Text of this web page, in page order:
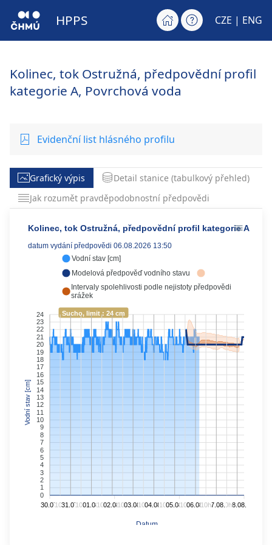
HPPS CZE | ENG
Kolinec, tok Ostružná, předpovědní profil
kategorie A, Povrchová voda
Evidenční list hlásného profilu
Grafický výpis
Detail stanice (tabulkový přehled)
Jak rozumět pravděpodobnostní předpovědi
Vodní stav [cm]
Modelová předpověď vodního stavu
Intervaly spolehlivosti podle nejistoty předpovědi
srážek
Kolinec, tok Ostružná, předpovědní profil kategorie A
datum vydání předpovědi 06.08.2026 13:50
24
23
22
21
20
19
18
17
16
15
14
13
12
11
10
9
8
7
6
5
4
3
2
1
0
Vodní stav [cm]
Datum
Sucho, limit : 24 cm
30.07.10h31.07.10h01.08.10h02.08.10h03.08.10h04.08.10h05.08.10h06.08. 08.08.
10h
07.08.
10h